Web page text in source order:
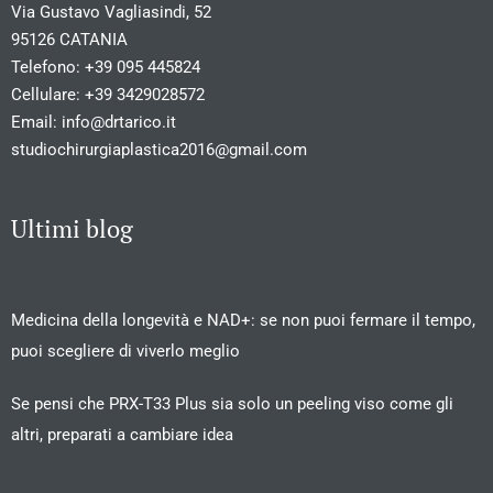
Via Gustavo Vagliasindi, 52
95126 CATANIA
Telefono: +39 095 445824
Cellulare: +39 3429028572
Email: info@drtarico.it
studiochirurgiaplastica2016@gmail.com
Ultimi blog
Medicina della longevità e NAD+: se non puoi fermare il tempo,
puoi scegliere di viverlo meglio
Se pensi che PRX-T33 Plus sia solo un peeling viso come gli
altri, preparati a cambiare idea